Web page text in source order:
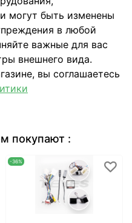
могут быть изменены
в любой
важные для вас
внешнего вида.
вы соглашаетесь
покупают :
-36%